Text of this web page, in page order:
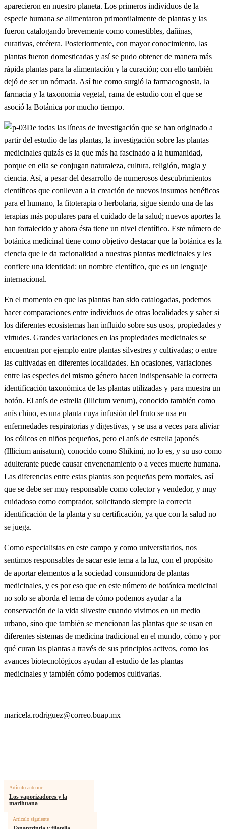
aparecieron en nuestro planeta. Los primeros individuos de la
especie humana se alimentaron primordialmente de plantas y las
fueron catalogando brevemente como comestibles, dañinas,
curativas, etcétera. Posteriormente, con mayor conocimiento, las
plantas fueron domesticadas y así se pudo obtener de manera más
rápida plantas para la alimentación y la curación; con ello también
dejó de ser un nómada. Así fue como surgió la farmacognosia, la
farmacia y la taxonomia vegetal, rama de estudio con el que se
asoció la Botánica por mucho tiempo.
De todas las líneas de investigación que se han originado a
partir del estudio de las plantas, la investigación sobre las plantas
medicinales quizás es la que más ha fascinado a la humanidad,
porque en ella se conjugan naturaleza, cultura, religión, magia y
ciencia. Así, a pesar del desarrollo de numerosos descubrimientos
científicos que conllevan a la creación de nuevos insumos benéficos
para el humano, la fitoterapia o herbolaria, sigue siendo una de las
terapias más populares para el cuidado de la salud; nuevos aportes la
han fortalecido y ahora ésta tiene un nivel científico. Este número de
botánica medicinal tiene como objetivo destacar que la botánica es la
ciencia que le da racionalidad a nuestras plantas medicinales y les
confiere una identidad: un nombre científico, que es un lenguaje
internacional.
En el momento en que las plantas han sido catalogadas, podemos
hacer comparaciones entre individuos de otras localidades y saber si
los diferentes ecosistemas han influido sobre sus usos, propiedades y
virtudes. Grandes variaciones en las propiedades medicinales se
encuentran por ejemplo entre plantas silvestres y cultivadas; o entre
las cultivadas en diferentes localidades. En ocasiones, variaciones
entre las especies del mismo género hacen indispensable la correcta
identificación taxonómica de las plantas utilizadas y para muestra un
botón. El anís de estrella (Illicium verum), conocido también como
anís chino, es una planta cuya infusión del fruto se usa en
enfermedades respiratorias y digestivas, y se usa a veces para aliviar
los cólicos en niños pequeños, pero el anís de estrella japonés
(Illicium anisatum), conocido como Shikimi, no lo es, y su uso como
adulterante puede causar envenenamiento o a veces muerte humana.
Las diferencias entre estas plantas son pequeñas pero mortales, así
que se debe ser muy responsable como colector y vendedor, y muy
cuidadoso como comprador, solicitando siempre la correcta
identificación de la planta y su certificación, ya que con la salud no
se juega.
Como especialistas en este campo y como universitarios, nos
sentimos responsables de sacar este tema a la luz, con el propósito
de aportar elementos a la sociedad consumidora de plantas
medicinales, y es por eso que en este número de botánica medicinal
no solo se aborda el tema de cómo podemos ayudar a la
conservación de la vida silvestre cuando vivimos en un medio
urbano, sino que también se mencionan las plantas que se usan en
diferentes sistemas de medicina tradicional en el mundo, cómo y por
qué curan las plantas a través de sus principios activos, como los
avances biotecnológicos ayudan al estudio de las plantas
medicinales y también cómo podemos cultivarlas.
maricela.rodriguez@correo.buap.mx
Artículo anterior
Los vaporizadores y la
marihuana
Artículo siguiente